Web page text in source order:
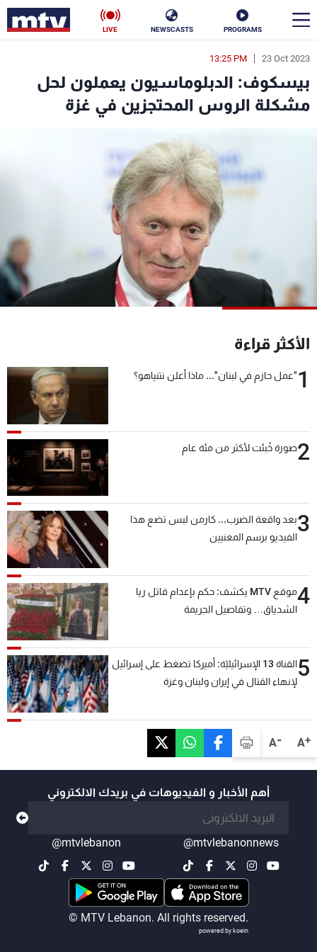
PROGRAMS
NEWSCASTS
LIVE
A+
A-
23 Oct 2023
13:25 PM
بيسكوف: الدبلوماسيون يعملون لحل
مشكلة الروس المحتجزين في غزة
الأكثر قراءة
1"عمل حازم في لبنان"... ماذا أعلن نتنياهو؟
2صورة خُبئت لأكثر من مئة عام
3بعد واقعة الضرب... كارمن لبس تضع هذا
الفيديو برسم المعنيين
4
موقع MTV يكشف: حكم بإعدام قاتل ريا
الشدياق… وتفاصيل الجريمة
5
القناة 13 الإسرائيليّة: أميركا تضغط على إسرائيل
لإنهاء القتال في إيران ولبنان وغزة
أهم الأخبار و الفيديوهات في بريدك الالكتروني
@mtvlebanonnews
@mtvlebanon
© MTV Lebanon. All rights reserved.
powered by koein
en
الأخبار
فن
رياضة
البرامج
جدول البرامج
شاهد البرامج
الترددات
شروط الإسـتخدام
سياسة الخصوصية